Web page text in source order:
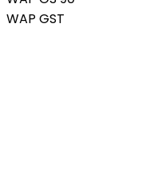
WAP GST